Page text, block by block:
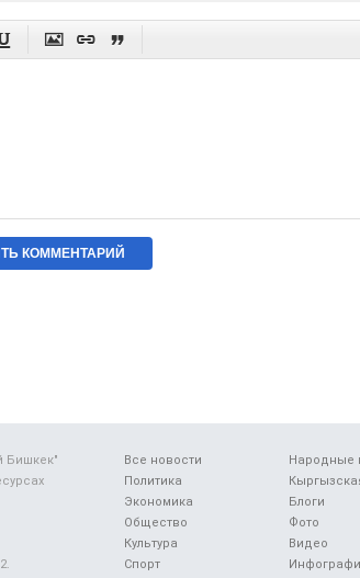
  
Все новости
Политика
Экономика
Общество
Культура
Спорт
Народные
Блоги
Фото
Видео
Бишкек"